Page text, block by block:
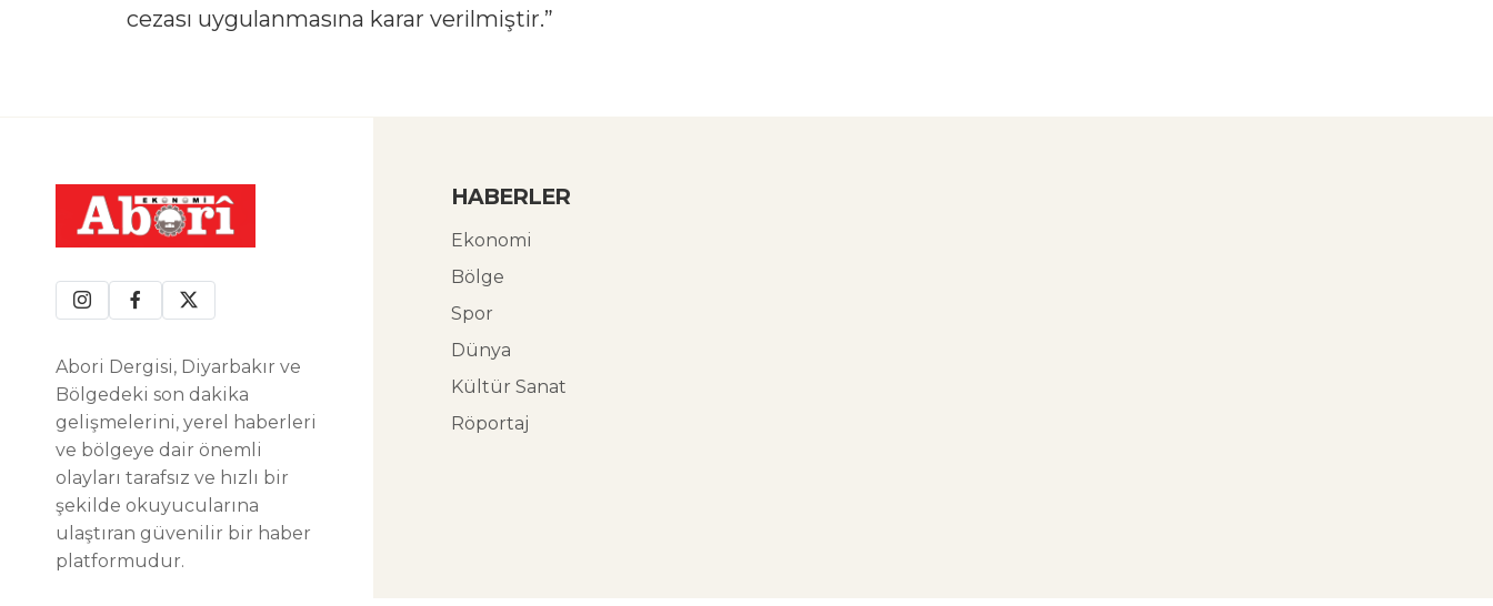
cezası uygulanmasına karar verilmiştir.”
Abori Dergisi, Diyarbakır ve
Bölgedeki son dakika
gelişmelerini, yerel haberleri
ve bölgeye dair önemli
olayları tarafsız ve hızlı bir
şekilde okuyucularına
ulaştıran güvenilir bir haber
platformudur.
HABERLER
Ekonomi
Bölge
Spor
Dünya
Kültür Sanat
Röportaj